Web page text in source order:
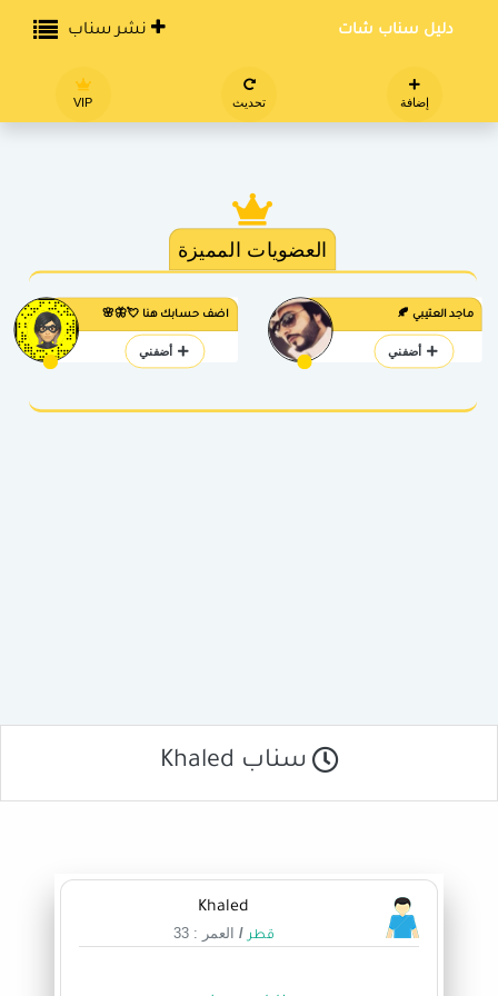
دليل سناب شات نشر سناب
إضافة تحديث VIP
العضويات المميزة
ماجد العتيبي 🍂
أضفني
اضف حسابك هنا 💘🦋🌸
أضفني
سناب Khaled
Khaled
قطر / العمر : 33